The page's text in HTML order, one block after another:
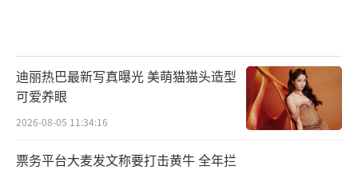
迪丽热巴最新写真曝光 美萌猫猫头造型
可爱养眼
2026-08-05 11:34:16
票务平台大麦发文称要打击黄牛 全年拦